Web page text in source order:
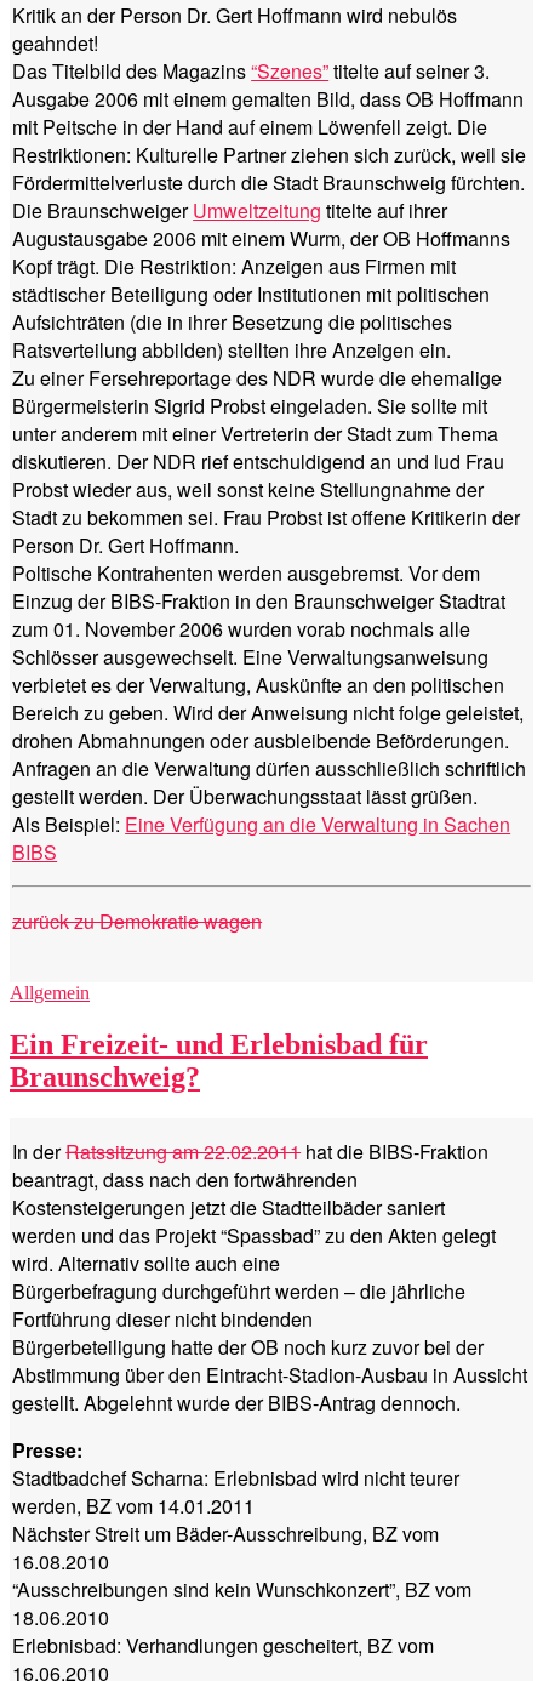
Kritik an der Person Dr. Gert Hoffmann wird nebulös
geahndet!
Das Titelbild des Magazins“Szenes”titelte auf seiner 3.
Ausgabe 2006 mit einem gemalten Bild, dass OB Hoffmann
mit Peitsche in der Hand auf einem Löwenfell zeigt. Die
Restriktionen: Kulturelle Partner ziehen sich zurück, weil sie
Fördermittelverluste durch die Stadt Braunschweig fürchten.
Die BraunschweigerUmweltzeitung titelte auf ihrer
Augustausgabe 2006 mit einem Wurm, der OB Hoffmanns
Kopf trägt. Die Restriktion: Anzeigen aus Firmen mit
städtischer Beteiligung oder Institutionen mit politischen
Aufsichträten (die in ihrer Besetzung die politisches
Ratsverteilung abbilden) stellten ihre Anzeigen ein.
Zu einer Fersehreportage des NDR wurde die ehemalige
Bürgermeisterin Sigrid Probst eingeladen. Sie sollte mit
unter anderem mit einer Vertreterin der Stadt zum Thema
diskutieren. Der NDR rief entschuldigend an und lud Frau
Probst wieder aus, weil sonst keine Stellungnahme der
Stadt zu bekommen sei. Frau Probst ist offene Kritikerin der
Person Dr. Gert Hoffmann.
Poltische Kontrahenten werden ausgebremst. Vor dem
Einzug der BIBS-Fraktion in den Braunschweiger Stadtrat
zum 01. November 2006 wurden vorab nochmals alle
Schlösser ausgewechselt. Eine Verwaltungsanweisung
verbietet es der Verwaltung, Auskünfte an den politischen
Bereich zu geben. Wird der Anweisung nicht folge geleistet,
drohen Abmahnungen oder ausbleibende Beförderungen.
Anfragen an die Verwaltung dürfen ausschließlich schriftlich
gestellt werden. Der Überwachungsstaat lässt grüßen.
Als Beispiel: Eine Verfügung an die Verwaltung in Sachen
BIBS
zurück zu Demokratie wagen
Kategorien
Allgemein
Ein Freizeit- und Erlebnisbad für
Braunschweig?
In derRatssitzung am 22.02.2011hat die BIBS-Fraktion
beantragt, dass nach den fortwährenden
Kostensteigerungen jetzt die Stadtteilbäder saniert
werden und das Projekt “Spassbad” zu den Akten gelegt
wird. Alternativ sollte auch eine
Bürgerbefragung durchgeführt werden – die jährliche
Fortführung dieser nicht bindenden
Bürgerbeteiligung hatte der OB noch kurz zuvor bei der
Abstimmung über den Eintracht-Stadion-Ausbau in Aussicht
gestellt. Abgelehnt wurde der BIBS-Antrag dennoch.
Presse:
Stadtbadchef Scharna: Erlebnisbad wird nicht teurer
werden, BZ vom 14.01.2011
Nächster Streit um Bäder-Ausschreibung, BZ vom
16.08.2010
“Ausschreibungen sind kein Wunschkonzert”, BZ vom
18.06.2010
Erlebnisbad: Verhandlungen gescheitert, BZ vom
16.06.2010